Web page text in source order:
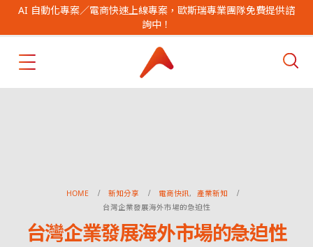
AI 自動化專案／電商快速上線專案，歐斯瑞專業團隊免費提供諮
詢中！
HOME 新知分享 電商快訊,
產業新知
台灣企業發展海外市場的急迫性
台灣企業發展海外市場的急迫性